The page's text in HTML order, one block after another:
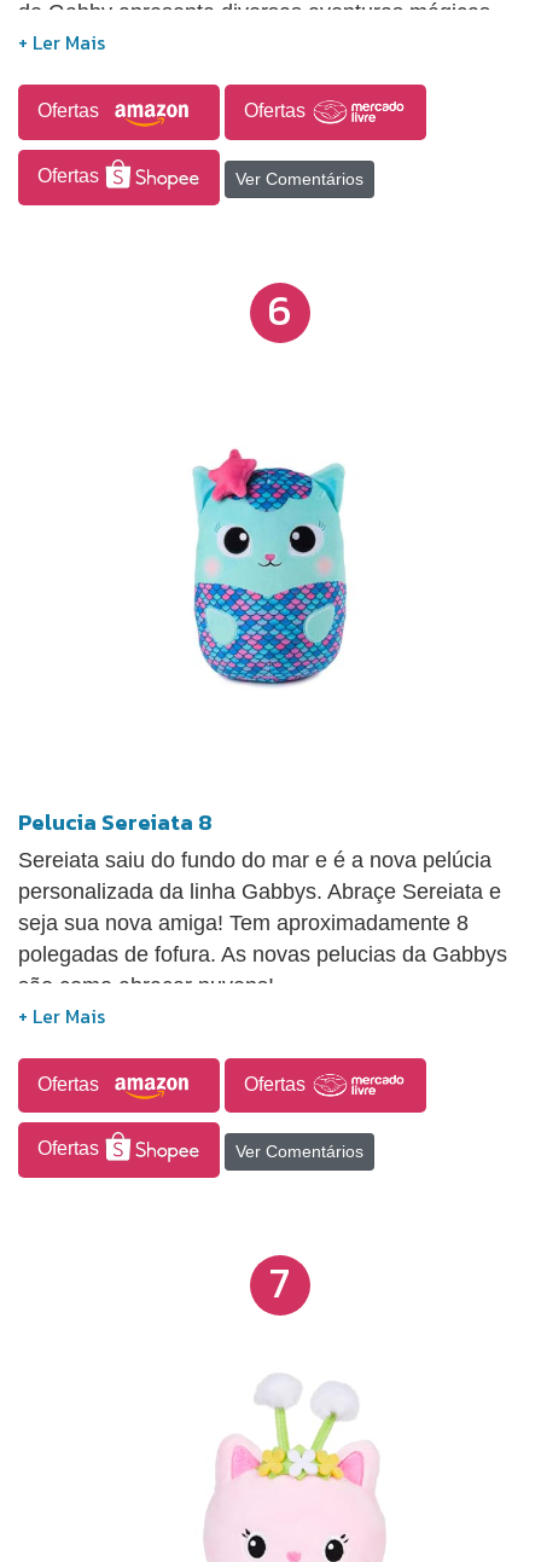
de Gabby apresenta diversas aventuras mágicas,
prontas para serem descobertas! Há mais de 15
conta e os apaixonados por brinquedos, sempre
mudando a brincadeira e garantindo que ela nunca
acabe.
Ofertas Ofertas
Ofertas Ver Comentários
6
Pelucia Sereiata 8
Sereiata saiu do fundo do mar e é a nova pelúcia
personalizada da linha Gabbys. Abraçe Sereiata e
seja sua nova amiga! Tem aproximadamente 8
polegadas de fofura. As novas pelucias da Gabbys
são como abraçar nuvens!
Ofertas Ofertas
Ofertas Ver Comentários
7